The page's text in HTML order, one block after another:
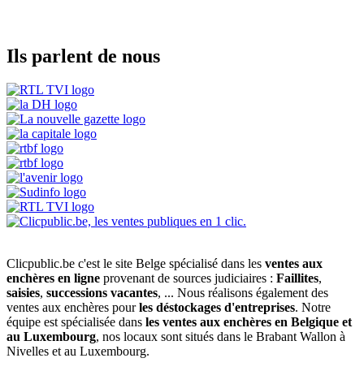
Ils parlent de nous
Clicpublic.be c'est le site Belge spécialisé dans les ventes aux
enchères en ligne provenant de sources judiciaires : Faillites,
saisies, successions vacantes, ... Nous réalisons également des
ventes aux enchères pourles déstockages d'entreprises. Notre
équipe est spécialisée dans les ventes aux enchères en Belgique et
au Luxembourg, nos locaux sont situés dans le Brabant Wallon à
Nivelles et au Luxembourg.